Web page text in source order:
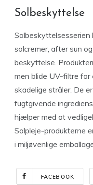
Solbeskyttelse
Solbeskyttelsesserien
solcremer, after sun
beskyttelse.
men blide UV-filtre
skadelige stråler. De
fugtgivende
hjælper med at
Solpleje-produkterne
i miljøvenlige
FACEBOOK